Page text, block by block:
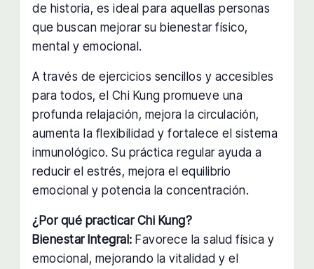
de historia, es ideal para aquellas personas
que buscan mejorar su bienestar físico,
mental y emocional.
A través de ejercicios sencillos y accesibles
para todos, el Chi Kung promueve una
profunda relajación, mejora la circulación,
aumenta la flexibilidad y fortalece el sistema
inmunológico. Su práctica regular ayuda a
reducir el estrés, mejora el equilibrio
emocional y potencia la concentración.
¿Por qué practicar Chi Kung?
Bienestar Integral: Favorece la salud física y
emocional, mejorando la vitalidad y el